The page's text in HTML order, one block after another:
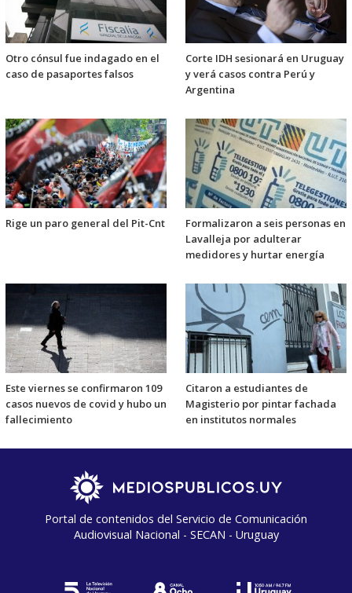
Otro cónsul fue indagado en el
caso de pasaportes falsos
Corte IDH sesionará en Uruguay
y verá casos contra Perú y
Argentina
Rige un paro general del Pit-Cnt
Formalizaron a seis personas en
Lavalleja por adulterar
medidores y hurtar energía
Este viernes se confirmaron 109
casos nuevos de covid y hubo un
fallecimiento
Citaron a estudiantes de
Magisterio por pintar fachada
en institutos normales
Portal de contenidos del Servicio de Comunicación
Audiovisual Nacional - SECAN - Uruguay